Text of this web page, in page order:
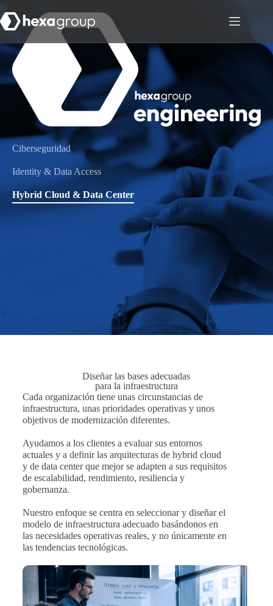
Ciberseguridad
Identity & Data Access
Hybrid Cloud & Data Center
Diseñar las bases adecuadas
para la infraestructura
Cada organización tiene unas circunstancias de
infraestructura, unas prioridades operativas y unos
objetivos de modernización diferentes.
Ayudamos a los clientes a evaluar sus entornos
actuales y a definir las arquitecturas de hybrid cloud
y de data center que mejor se adapten a sus requisitos
de escalabilidad, rendimiento, resiliencia y
gobernanza.
Nuestro enfoque se centra en seleccionar y diseñar el
modelo de infraestructura adecuado basándonos en
las necesidades operativas reales, y no únicamente en
las tendencias tecnológicas.